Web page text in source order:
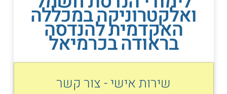
ואלקטרוניקה במכללה
האקדמית להנדסה
בראודה בכרמיאל
שירות אישי - צור קשר